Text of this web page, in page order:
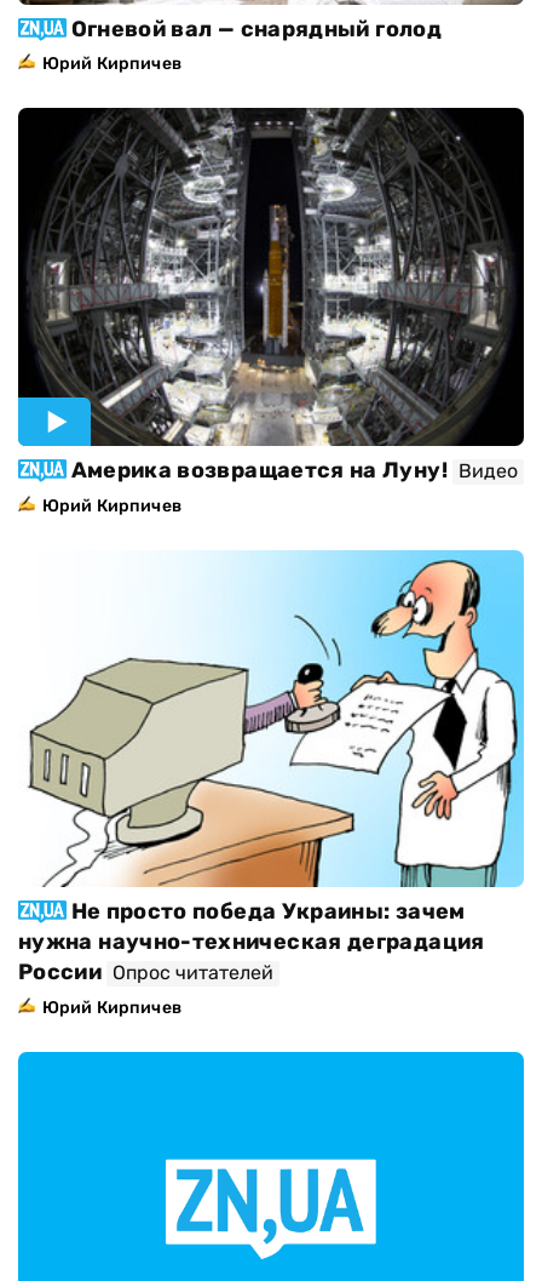
Огневой вал — снарядный голод
Юрий Кирпичев
Америка возвращается на Луну! Видео
Юрий Кирпичев
Не просто победа Украины: зачем
нужна научно-техническая деградация
России Опрос читателей
Юрий Кирпичев